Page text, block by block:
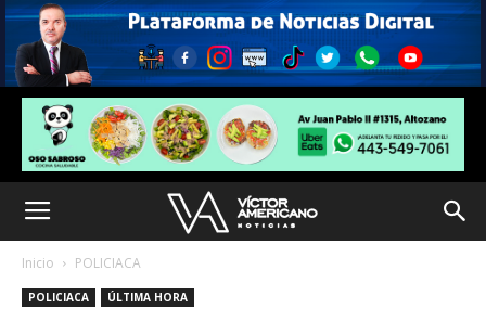
Inicio POLICIACA
POLICIACA ÚLTIMA HORA